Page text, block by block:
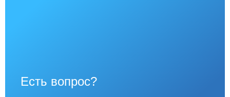
Есть вопрос?